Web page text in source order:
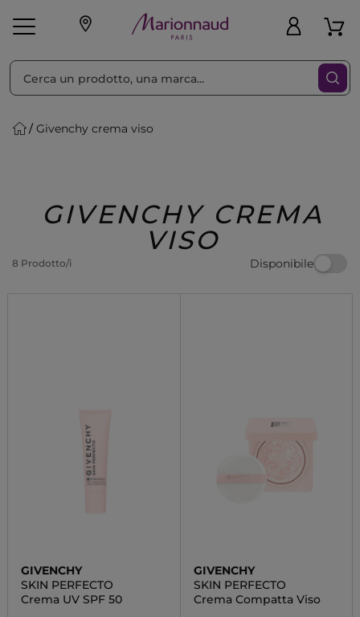
Make-up Profumi
Regalo
Givenchy crema viso
GIVENCHY CREMA
VISO
8 Prodotto/i Disponibile
Ordina per Filtra
GIVENCHY
SKIN PERFECTO
Crema UV SPF 50
GIVENCHY
SKIN PERFECTO
Crema Compatta Viso